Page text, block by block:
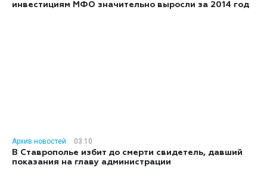
инвестициям МФО значительно выросли за 2014 год
Архив новостей
03:10
В Ставрополье избит до смерти свидетель, давший
показания на главу администрации